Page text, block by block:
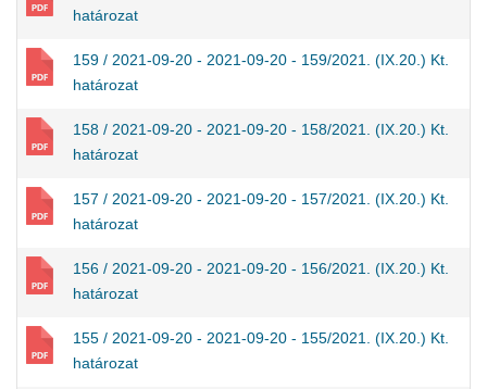
határozat
159 / 2021-09-20 - 2021-09-20 - 159/2021. (IX.20.) Kt.
határozat
158 / 2021-09-20 - 2021-09-20 - 158/2021. (IX.20.) Kt.
határozat
157 / 2021-09-20 - 2021-09-20 - 157/2021. (IX.20.) Kt.
határozat
156 / 2021-09-20 - 2021-09-20 - 156/2021. (IX.20.) Kt.
határozat
155 / 2021-09-20 - 2021-09-20 - 155/2021. (IX.20.) Kt.
határozat